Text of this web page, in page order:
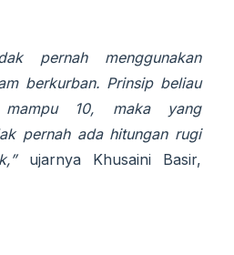
pernah menggunakan
berkurban. Prinsip beliau
mampu 10, maka yang
pernah ada hitungan rugi
ujarnya Khusaini Basir,